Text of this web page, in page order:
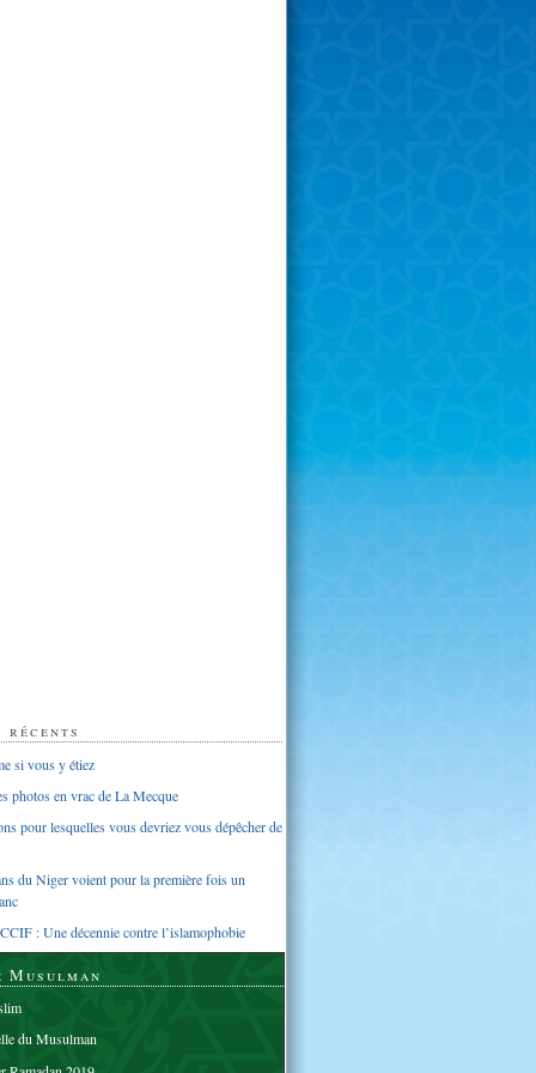
si vous y étiez
photos en vrac de La Mecque
pour lesquelles vous devriez vous dépêcher de
du Niger voient pour la première fois un
: Une décennie contre l’islamophobie
Musulman
du Musulman